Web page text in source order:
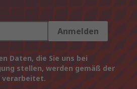
Anmelden
Daten, die Sie uns bei
stellen, werden gemäß der
verarbeitet.